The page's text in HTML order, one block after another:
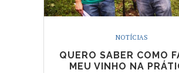
NOTÍCIAS
QUERO SABER COMO
MEU VINHO NA